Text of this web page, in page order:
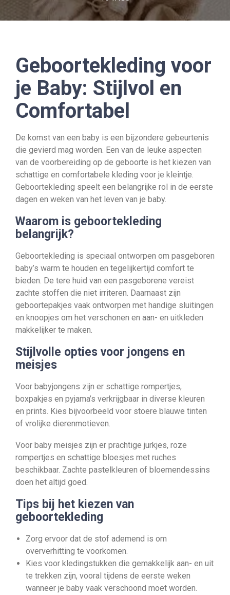
Geboortekleding voor
je Baby: Stijlvol en
Comfortabel
De komst van een baby is een bijzondere gebeurtenis
die gevierd mag worden. Een van de leuke aspecten
van de voorbereiding op de geboorte is het kiezen van
schattige en comfortabele kleding voor je kleintje.
Geboortekleding speelt een belangrijke rol in de eerste
dagen en weken van het leven van je baby.
Waarom is geboortekleding
belangrijk?
Geboortekleding is speciaal ontworpen om pasgeboren
baby’s warm te houden en tegelijkertijd comfort te
bieden. De tere huid van een pasgeborene vereist
zachte stoffen die niet irriteren. Daarnaast zijn
geboortepakjes vaak ontworpen met handige sluitingen
en knoopjes om het verschonen en aan- en uitkleden
makkelijker te maken.
Stijlvolle opties voor jongens en
meisjes
Voor babyjongens zijn er schattige rompertjes,
boxpakjes en pyjama’s verkrijgbaar in diverse kleuren
en prints. Kies bijvoorbeeld voor stoere blauwe tinten
of vrolijke dierenmotieven.
Voor baby meisjes zijn er prachtige jurkjes, roze
rompertjes en schattige bloesjes met ruches
beschikbaar. Zachte pastelkleuren of bloemendessins
doen het altijd goed.
Tips bij het kiezen van
geboortekleding
Zorg ervoor dat de stof ademend is om
oververhitting te voorkomen.
Kies voor kledingstukken die gemakkelijk aan- en uit
te trekken zijn, vooral tijdens de eerste weken
wanneer je baby vaak verschoond moet worden.